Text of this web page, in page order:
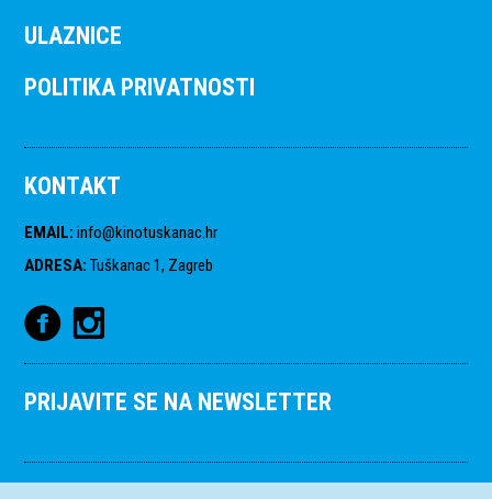
ULAZNICE
POLITIKA PRIVATNOSTI
KONTAKT
EMAIL: info@kinotuskanac.hr
ADRESA: Tuškanac 1, Zagreb
PRIJAVITE SE NA NEWSLETTER